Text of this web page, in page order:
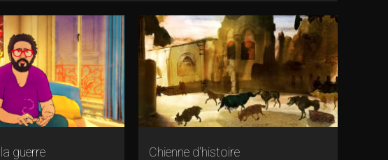
guerre Chienne d'histoire